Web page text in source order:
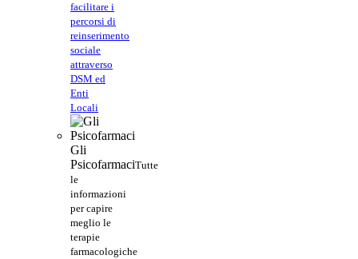
facilitare i
percorsi di
reinserimento
sociale
attraverso
DSM ed
Enti
Locali
Gli
PsicofarmaciTutte
le
informazioni
per capire
meglio le
terapie
farmacologiche